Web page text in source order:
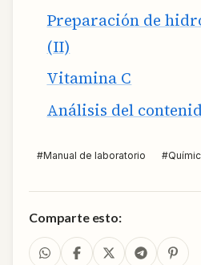
Preparación de
(II)
Vitamina C
Análisis del
#Manual de laboratorio #
Comparte esto: